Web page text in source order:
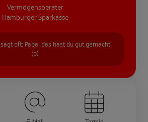
Vermögensberater
Hamburger Sparkasse
oft: Papa, das hast du gut gemacht
;o)